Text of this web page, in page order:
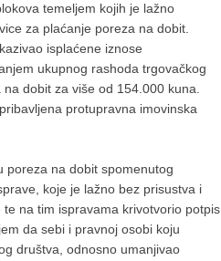
temeljem kojih je lažno
za plaćanje poreza na dobit.
isplaćene iznose
ukupnog rashoda trgovačkog
dobit za više od 154.000 kuna.
protupravna imovinska
poreza na dobit spomenutog
koje je lažno bez prisustva i
na tim ispravama krivotvorio potpis
da sebi i pravnoj osobi koju
društva, odnosno umanjivao